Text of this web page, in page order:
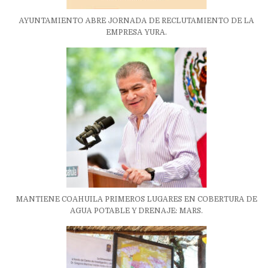
AYUNTAMIENTO ABRE JORNADA DE RECLUTAMIENTO DE LA
EMPRESA YURA.
MANTIENE COAHUILA PRIMEROS LUGARES EN COBERTURA DE
AGUA POTABLE Y DRENAJE: MARS.